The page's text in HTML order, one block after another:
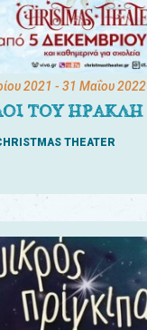
2021 - 31 Μαΐου 2022
ΤΟΥ ΗΡΑΚΛΗ
THEATER